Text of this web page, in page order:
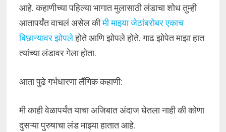
आहे. कहाणीच्या पहिल्या भागात मुलासाठी लंडाचा शोध तुम्ही
आतापर्यंत वाचलं असेल कीमी माझ्या जेठांबरोबर एकाच
बिछान्यावर झोपलेहोते आणि झोपले होते. गाढ झोपेत माझा हात
त्यांच्या लंडावर गेला होता.
आता पुढे गर्भधारणा लैंगिक कहाणी:
मी काही वेळापर्यंत याचा अजिबात अंदाज घेतला नाही की कोणा
दुसऱ्या पुरुषाचा लंड माझ्या हातात आहे.